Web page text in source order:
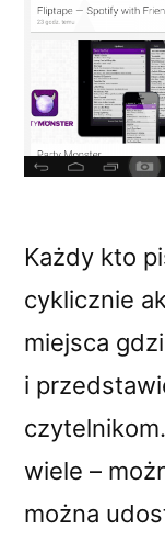
Każdy kto
cyklicznie
miejsca
i
wiele –
można